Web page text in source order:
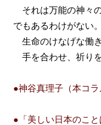
それは万能の神々
でもあるわけがない。
生命のけなげな働き
手を合わせ、祈り
●神谷真理子（本コラ
●「美しい日本のこ